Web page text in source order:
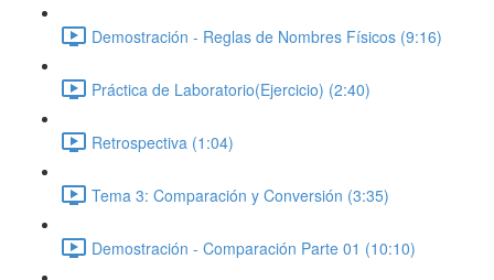
Demostración - Reglas de Nombres Físicos (9:16)
Práctica de Laboratorio(Ejercicio) (2:40)
Retrospectiva (1:04)
Tema 3: Comparación y Conversión (3:35)
Demostración - Comparación Parte 01 (10:10)